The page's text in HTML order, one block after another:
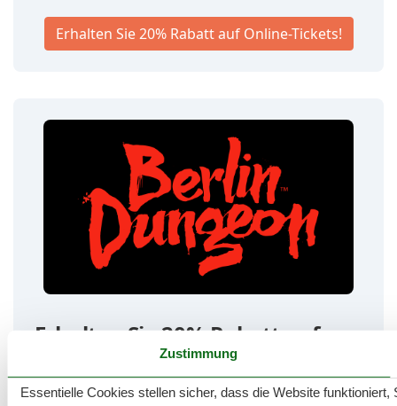
Erhalten Sie 20% Rabatt auf Online-Tickets!
Erhalten Sie 20% Rabatt auf
Online-Tickets!Zustimmung
Essentielle Cookies stellen sicher, dass die Website